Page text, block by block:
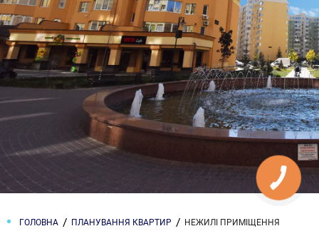
ГОЛОВНА ПЛАНУВАННЯ КВАРТИР НЕЖИЛІ ПРИМІЩЕННЯ